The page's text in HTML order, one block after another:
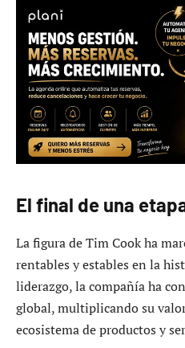
El final de una
La figura de Tim Cook ha
rentables y estables en la
liderazgo, la compañía ha
global, multiplicando su
ecosistema de productos y